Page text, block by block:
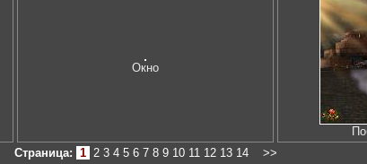
Окно
Страница: 1 2 3 4 5 6 7 8 9 10 11 12 13 14 >>